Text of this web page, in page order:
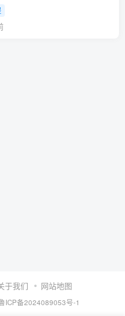
于我们 网站地图
ICP备2024089053号-1